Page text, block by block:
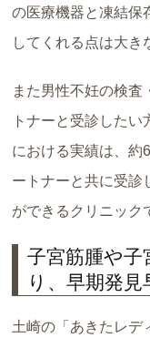
の医療機器と凍結保
してくれる点は大き
また男性不妊の検査
トナーと受診した
における実績は、約
ートナーと共に受診
ができるクリニック
子宮筋腫や
り、早期発
土崎の「あきたレデ